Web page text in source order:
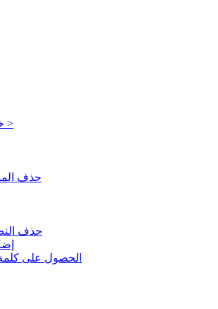
خيارات حالة الأحرف الأخرى >
حذف
حذف
الحصول على